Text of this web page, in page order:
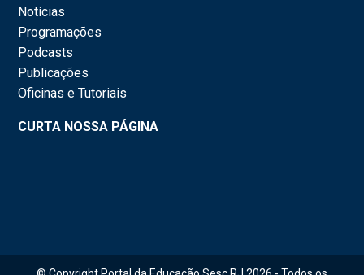
Notícias
Programações
Podcasts
Publicações
Oficinas e Tutoriais
CURTA NOSSA PÁGINA